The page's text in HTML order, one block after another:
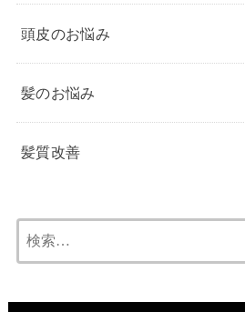
頭皮のお悩み
髪のお悩み
髪質改善
索: